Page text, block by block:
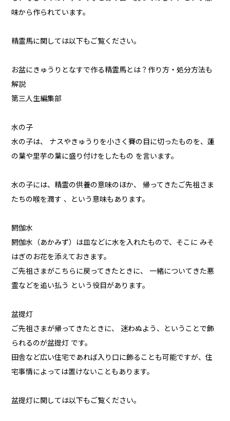
味から作られています。
精霊馬に関しては以下もご覧ください。
お盆にきゅうりとなすで作る精霊馬とは？作り方・処分方法も
解説
第三人生編集部
水の子
水の子は、 ナスやきゅうりを小さく賽の目に切ったものを、蓮
の葉や里芋の葉に盛り付けをしたもの を言います。
水の子には、精霊の供養の意味のほか、 帰ってきたご先祖さま
たちの喉を潤す 、という意味もあります。
閼伽水
閼伽水（あかみず）は皿などに水を入れたもので、そこに みそ
はぎのお花を添えておきます。
ご先祖さまがこちらに戻ってきたときに、 一緒についてきた悪
霊などを追い払う という役目があります。
盆提灯
ご先祖さまが帰ってきたときに、 迷わぬよう、ということで飾
られるのが盆提灯 です。
田舎など広い住宅であれば入り口に飾ることも可能ですが、住
宅事情によっては置けないこともあります。
盆提灯に関しては以下もご覧ください。